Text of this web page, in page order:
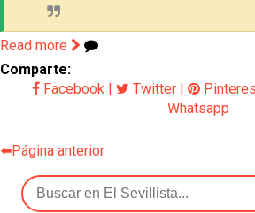
Read more
Comparte:
Facebook | Twitter |
Whatsapp
⬅️Página anterior